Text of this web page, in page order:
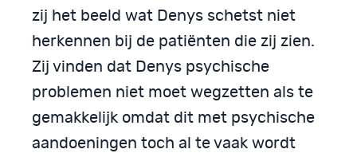
zij het beeld wat Denys schetst niet
herkennen bij de patiënten die zij zien.
Zij vinden dat Denys psychische
problemen niet moet wegzetten als te
gemakkelijk omdat dit met psychische
aandoeningen toch al te vaak wordt